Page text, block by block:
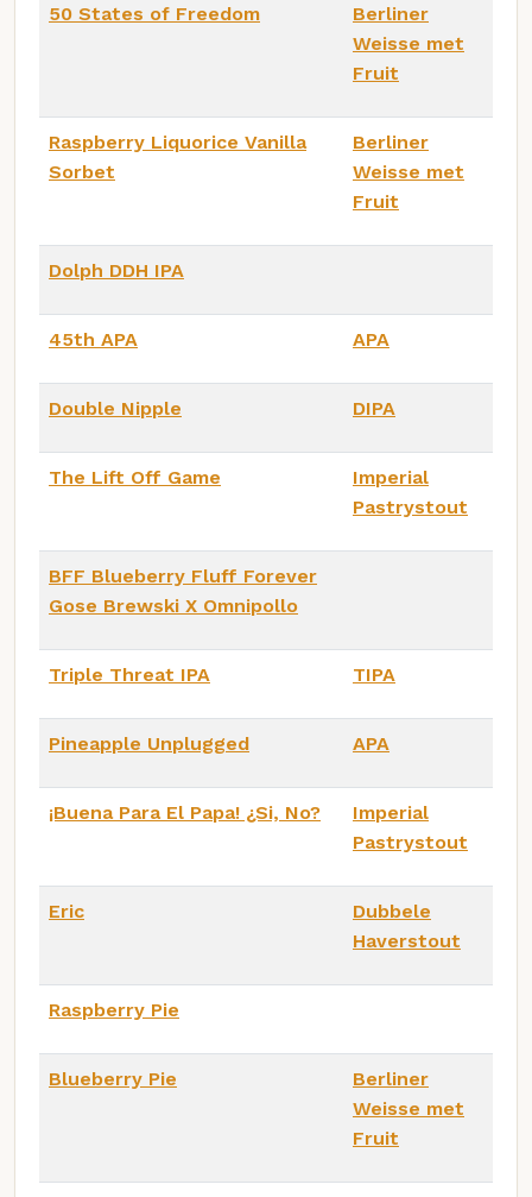
50 States of Freedom
Berliner
Weisse met
Fruit
Raspberry Liquorice Vanilla
Sorbet
Berliner
Weisse met
Fruit
Dolph DDH IPA
45th APA APA
Double Nipple DIPA
The Lift Off Game
Imperial
Pastrystout
BFF Blueberry Fluff Forever
Gose Brewski X Omnipollo
Triple Threat IPA TIPA
Pineapple Unplugged APA
¡Buena Para El Papa! ¿Si, No?
Imperial
Pastrystout
Eric
Dubbele
Haverstout
Raspberry Pie
Blueberry Pie
Berliner
Weisse met
Fruit